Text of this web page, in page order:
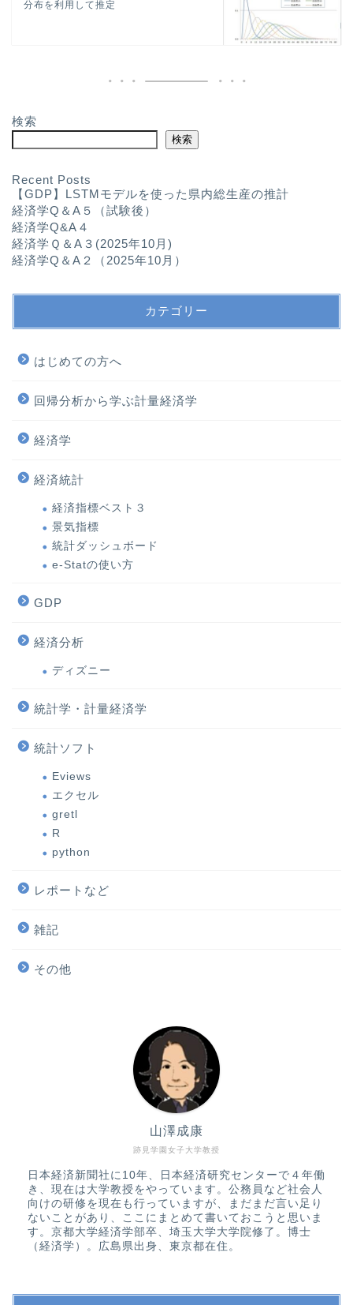
分布を利用して推定
検索
検索
Recent Posts
【GDP】LSTMモデルを使った県内総生産の推計
経済学Q＆A５（試験後）
経済学Q&A４
経済学Ｑ＆A３(2025年10月)
経済学Q＆A２（2025年10月）
カテゴリー
はじめての方へ
回帰分析から学ぶ計量経済学
経済学
経済統計
経済指標ベスト３
景気指標
統計ダッシュボード
e-Statの使い方
GDP
経済分析
ディズニー
統計学・計量経済学
統計ソフト
Eviews
エクセル
gretl
R
python
レポートなど
雑記
その他
跡見学園女子大学教授
山澤成康
日本経済新聞社に10年、日本経済研究センターで４年働
き、現在は大学教授をやっています。公務員など社会人
向けの研修を現在も行っていますが、まだまだ言い足り
ないことがあり、ここにまとめて書いておこうと思いま
す。京都大学経済学部卒、埼玉大学大学院修了。博士
（経済学）。広島県出身、東京都在住。